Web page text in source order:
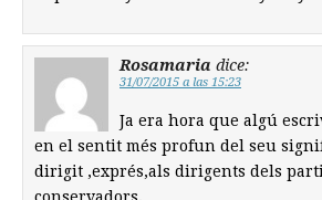
Rosamaria dice:
31/07/2015 a las 15:23
Ja era hora que algú
en el sentit més profun del seu
dirigit ,exprés,als dirigents dels